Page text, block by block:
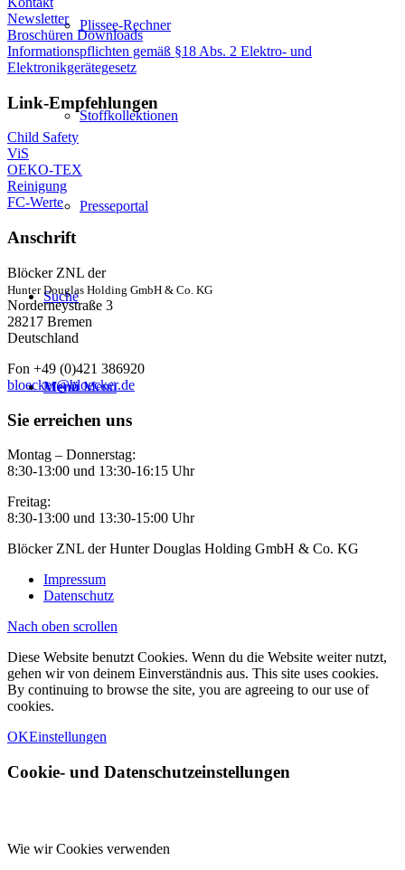
Plissee-Rechner
Stoffkollektionen
Presseportal
Suche
Menü Menü
Newsletter
Broschüren Downloads
Informationspflichten gemäß §18 Abs. 2 Elektro- und
Elektronikgerätegesetz
Link-Empfehlungen
Child Safety
ViS
OEKO-TEX
Reinigung
FC-Werte
Anschrift
Blöcker ZNL der
Hunter Douglas Holding GmbH & Co. KG
Norderneystraße 3
28217 Bremen
Deutschland
Fon +49 (0)421 386920
bloecker@bloecker.de
Sie erreichen uns
Montag – Donnerstag:
8:30-13:00 und 13:30-16:15 Uhr
Freitag:
8:30-13:00 und 13:30-15:00 Uhr
Blöcker ZNL der Hunter Douglas Holding GmbH & Co. KG
Impressum
Datenschutz
Nach oben scrollen
Diese Website benutzt Cookies. Wenn du die Website weiter nutzt,
gehen wir von deinem Einverständnis aus. This site uses cookies.
By continuing to browse the site, you are agreeing to our use of
cookies.
OKEinstellungen
Cookie- und Datenschutzeinstellungen
Wie wir Cookies verwenden